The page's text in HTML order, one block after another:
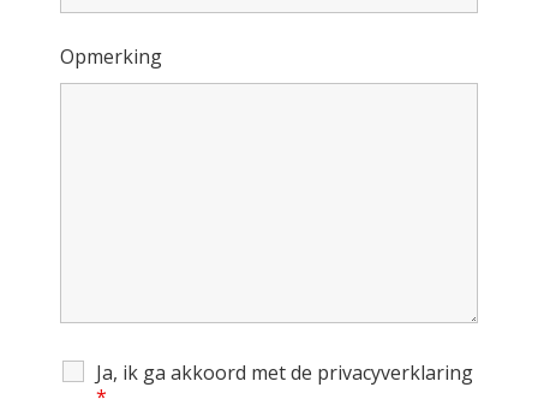
Opmerking
Ja, ik ga akkoord met de privacyverklaring
*